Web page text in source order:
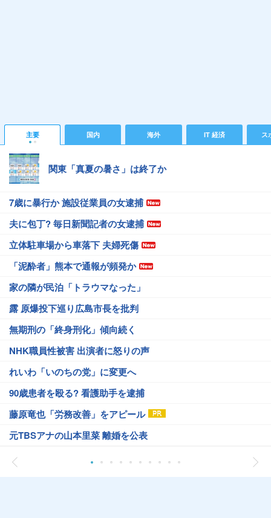
主要 国内 海外 IT 経済 ス
関東「真夏の暑さ」は終了か
7歳に暴行か 施設従業員の女逮捕
夫に包丁? 毎日新聞記者の女逮捕
立体駐車場から車落下 夫婦死傷
「泥酔者」熊本で通報が頻発か
家の隣が民泊「トラウマなった」
露 原爆投下巡り広島市長を批判
無期刑の「終身刑化」傾向続く
NHK職員性被害 出演者に怒りの声
れいわ「いのちの党」に変更へ
90歳患者を殴る? 看護助手を逮捕
藤原竜也「労務改善」をアピール
元TBSアナの山本里菜 離婚を公表